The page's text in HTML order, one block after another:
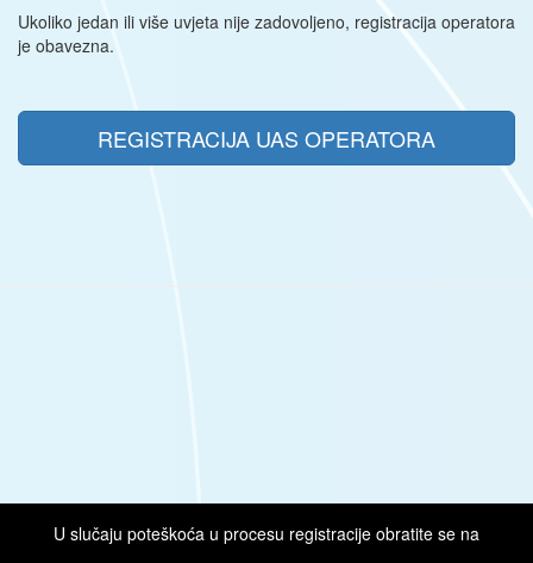
Ukoliko jedan ili više uvjeta nije zadovoljeno, registracija operatora
je obavezna.
REGISTRACIJA UAS OPERATORA
U slučaju poteškoća u procesu registracije obratite se na